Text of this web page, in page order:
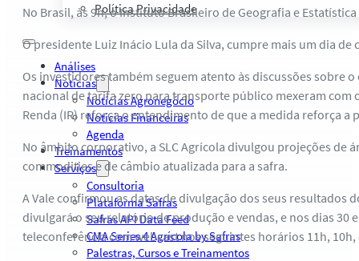
Política Privacidade
Análises
Notícias
Notícias Agronegócio
Notícias Financeiras
Agenda
Treinamentos
Serviços
Consultoria
Plataforma Safras
Safras API Data Feed
CMA Series 4 Agrícola by Safras
Palestras, Cursos e Treinamentos
No Brasil, às 9h, o Instituto Brasileiro de Geografia e
O presidente Luiz Inácio Lula da Silva, cumpre mais um dia
Os investidores também seguem atento às discussões sobre
nacional de tarifa zero para transporte público mexeram com
Renda (IR) reforça o entendimento de que a medida reforça
No âmbito corporativo, a SLC Agrícola divulgou projeções de
commodities e de câmbio atualizada para a safra.
A Vale confirmou as datas de divulgação dos seus
divulgará o seu relatório de produção e vendas, e nos dias
teleconferência com webcast nos seguintes horários 11h,